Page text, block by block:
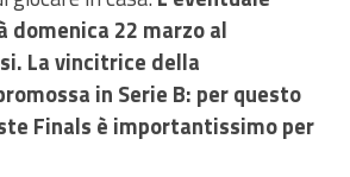
domenica 22 marzo al
La vincitrice della
in Serie B: per questo
Finals è importantissimo per